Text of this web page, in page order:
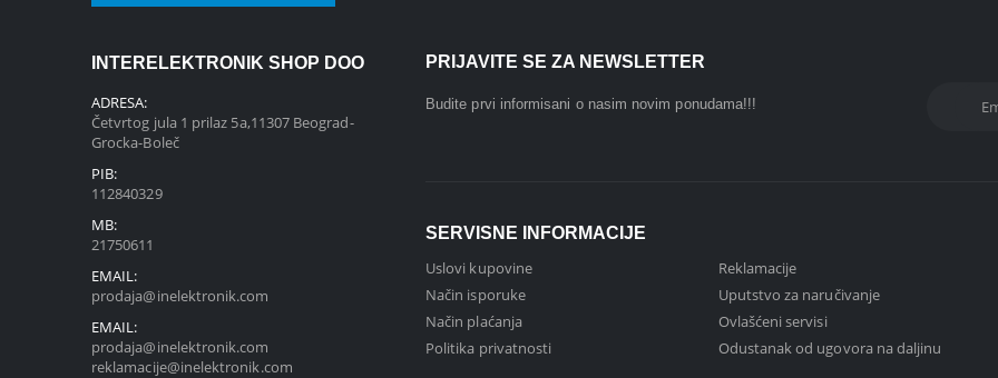
INTERELEKTRONIK SHOP DOO
ADRESA:
Četvrtog jula 1 prilaz 5a,11307 Beograd-
Grocka-Boleč
PIB:
112840329
MB:
21750611
EMAIL:
prodaja@inelektronik.com
EMAIL:
prodaja@inelektronik.com
reklamacije@inelektronik.com
PRIJAVITE SE ZA NEWSLETTER
Budite prvi informisani o nasim novim ponudama!!!
SERVISNE INFORMACIJE
Uslovi kupovine
Način isporuke
Način plaćanja
Politika privatnosti
Reklamacije
Uputstvo za naručivanje
Ovlašćeni servisi
Odustanak od ugovora na daljinu